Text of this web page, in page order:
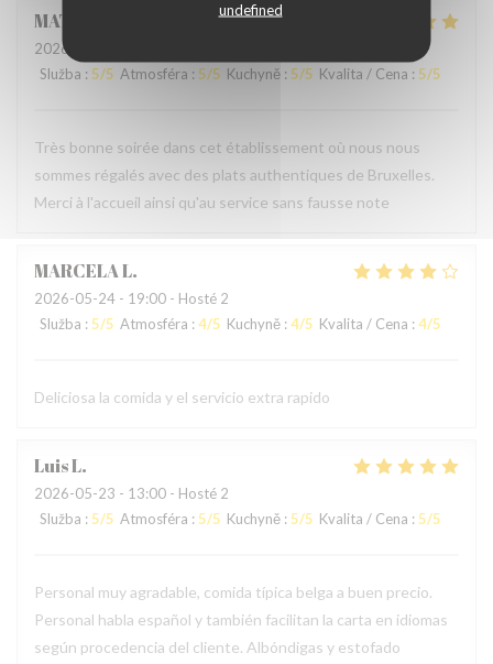
undefined
MATHIEU
2026-06-07
Služba : 5/5 Atmosféra : 5/5 Kuchyně : 5/5 Kvalita / Cena : 5/5
Très bonne soirée dans cet établissement où nous nous
sommes régalés avec des plats authentiques de Bruxelles.
Merci à l'accueil ainsi qu'au service sans fausse note
MARCELAL
2026-05-24 - 19:00 - Hosté 2
Služba : 5/5 Atmosféra : 4/5 Kuchyně : 4/5 Kvalita / Cena : 4/5
Deliciosa la comida y el servicio extra rapido
LuisL
2026-05-23 - 13:00 - Hosté 2
Služba : 5/5 Atmosféra : 5/5 Kuchyně : 5/5 Kvalita / Cena : 5/5
Personal muy agradable, comida típica belga a buen precio.
Personal habla español y también facilitan la carta en idiomas
según procedencia del cliente. Albóndigas y estofado